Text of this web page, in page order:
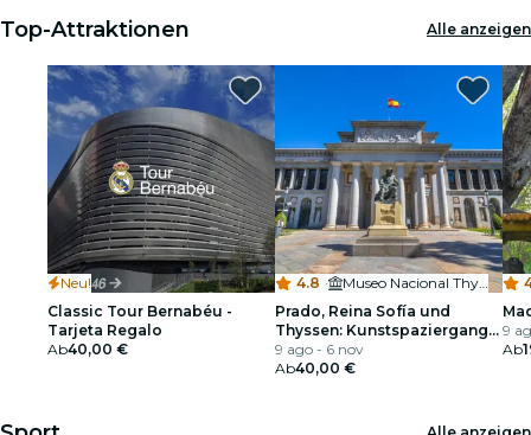
Top-Attraktionen Alle anzeigen
Neu!
Classic Tour Bernabéu -
Tarjeta Regalo
Ab40,00 €
4.8 ·
Museo Nacional Thyssen-Bornemisza
Prado, Reina Sofía und
Thyssen: Kunstspaziergang-
Dauerkarte
9 ago - 6 nov
Ab40,00 €
9
Ab